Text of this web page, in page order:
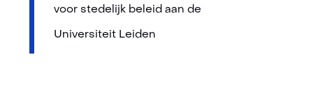
voor stedelijk beleid aan de
Universiteit Leiden